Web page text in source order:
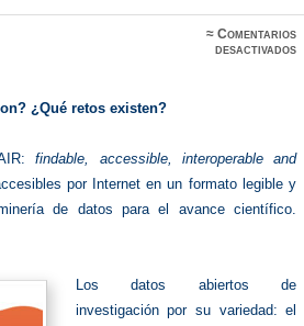
≈Comentarios
desactivadosen
¿Qué retos existen?
findable, accessible, interoperable and
por Internet en un formato legible y
de datos para el avance científico.
Los datos abiertos de
investigación por su variedad: el